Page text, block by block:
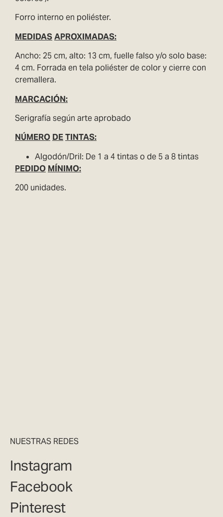
Forro interno en poliéster.
MEDIDASAPROXIMADAS:
Ancho: 25 cm, alto: 13 cm, fuelle falso y/o solo base:
4 cm. Forrada en tela poliéster de color y cierre con
cremallera.
MARCACIÓN:
Serigrafía según arte aprobado
NÚMERO DETINTAS:
Algodón/Dril: De 1 a 4 tintas o de 5 a 8 tintas
PEDIDO MÍNIMO:
200 unidades.
NUESTRAS REDES
Instagram
Facebook
Pinterest